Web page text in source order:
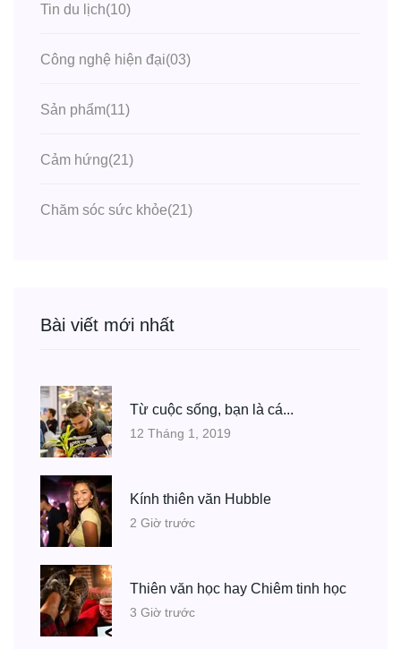
Tin du lịch(10)
Công nghệ hiện đại(03)
Sản phẩm(11)
Cảm hứng(21)
Chăm sóc sức khỏe(21)
Bài viết mới nhất
Từ cuộc sống, bạn là cá...
12 Tháng 1, 2019
Kính thiên văn Hubble
2 Giờ trước
Thiên văn học hay Chiêm tinh học
3 Giờ trước